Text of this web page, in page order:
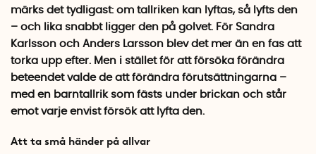
märks det tydligast: om tallriken kan lyftas, så lyfts den
– och lika snabbt ligger den på golvet. För Sandra
Karlsson och Anders Larsson blev det mer än en fas att
torka upp efter. Men i stället för att försöka förändra
beteendet valde de att förändra förutsättningarna –
med en barntallrik som fästs under brickan och står
emot varje envist försök att lyfta den.
Att ta små händer på allvar